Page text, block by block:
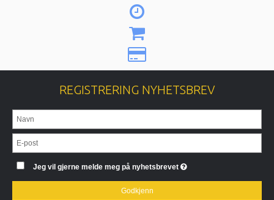
REGISTRERING NYHETSBREV
Jeg vil gjerne melde meg på nyhetsbrevet
Godkjenn